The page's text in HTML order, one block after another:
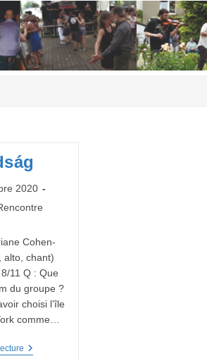
2020
Cohen-
alto, chant)
11 Q : Que
du groupe ?
choisi l’île
comme…
Szabadság